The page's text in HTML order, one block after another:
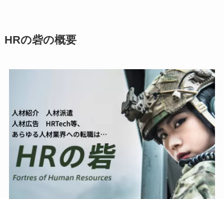
HRの砦の概要